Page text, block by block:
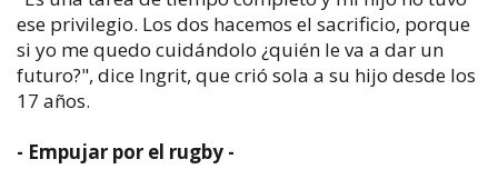
ese privilegio. Los dos hacemos el sacrificio, porque
si yo me quedo cuidándolo ¿quién le va a dar un
futuro?", dice Ingrit, que crió sola a su hijo desde los
17 años.
- Empujar por el rugby -